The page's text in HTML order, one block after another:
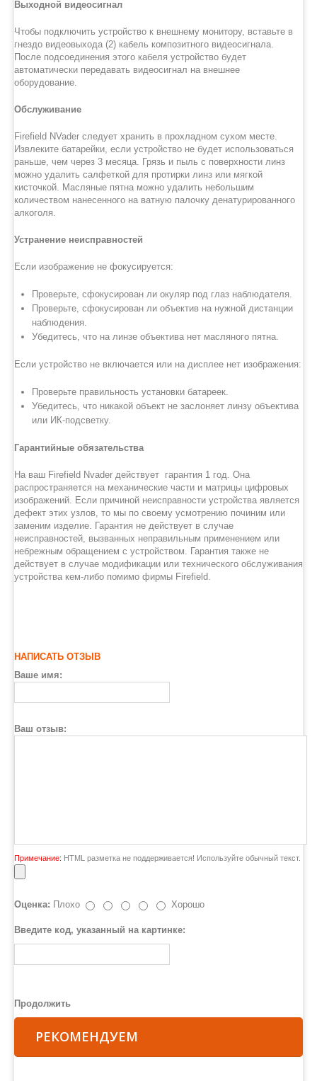
Выходной видеосигнал
Чтобы подключить устройство к внешнему монитору, вставьте в
гнездо видеовыхода (2) кабель композитного видеосигнала.
После подсоединения этого кабеля устройство будет
автоматически передавать видеосигнал на внешнее
оборудование.
Обслуживание
Firefield NVader следует хранить в прохладном сухом месте.
Извлеките батарейки, если устройство не будет использоваться
раньше, чем через 3 месяца. Грязь и пыль с поверхности линз
можно удалить салфеткой для протирки линз или мягкой
кисточкой. Масляные пятна можно удалить небольшим
количеством нанесенного на ватную палочку денатурированного
алкоголя.
Устранение неисправностей
Если изображение не фокусируется:
Проверьте, сфокусирован ли окуляр под глаз наблюдателя.
Проверьте, сфокусирован ли объектив на нужной дистанции
наблюдения.
Убедитесь, что на линзе объектива нет масляного пятна.
Если устройство не включается или на дисплее нет изображения:
Проверьте правильность установки батареек.
Убедитесь, что никакой объект не заслоняет линзу объектива
или ИК-подсветку.
Гарантийные обязательства
На ваш Firefield Nvader действует гарантия 1 год. Она
распространяется на механические части и матрицы цифровых
изображений. Если причиной неисправности устройства является
дефект этих узлов, то мы по своему усмотрению починим или
заменим изделие. Гарантия не действует в случае
неисправностей, вызванных неправильным применением или
небрежным обращением с устройством. Гарантия также не
действует в случае модификации или технического обслуживания
устройства кем-либо помимо фирмы Firefield.
НАПИСАТЬ ОТЗЫВ
Ваше имя:
Ваш отзыв:
Примечание: HTML разметка не поддерживается! Используйте обычный текст.
Оценка: Плохо Хорошо
Введите код, указанный на картинке:
Продолжить
РЕКОМЕНДУЕМ